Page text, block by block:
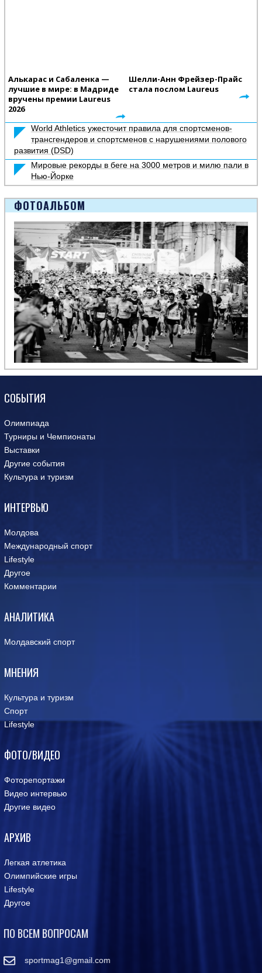
Алькарас и Сабаленка —
лучшие в мире: в Мадриде
вручены премии Laureus
2026
Шелли-Анн Фрейзер-Прайс
стала послом Laureus
World Athletics ужесточит правила для спортсменов-
трансгендеров и спортсменов с нарушениями полового
развития (DSD)
Мировые рекорды в беге на 3000 метров и милю пали в
Нью-Йорке
ФОТОАЛЬБОМ
СОБЫТИЯ
Олимпиада
Турниры и Чемпионаты
Выставки
Другие события
Культура и туризм
ИНТЕРВЬЮ
Молдова
Международный спорт
Lifestyle
Другое
Комментарии
АНАЛИТИКА
Молдавский спорт
МНЕНИЯ
Культура и туризм
Спорт
Lifestyle
ФОТО/ВИДЕО
Фоторепортажи
Видео интервью
Другие видео
АРХИВ
Легкая атлетика
Олимпийские игры
Lifestyle
Другое
ПО ВСЕМ ВОПРОСАМ
sportmag1@gmail.com